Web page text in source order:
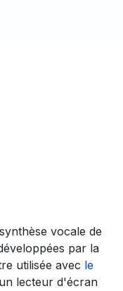
vocale de
par la
utilisée avec le
lecteur d'écran